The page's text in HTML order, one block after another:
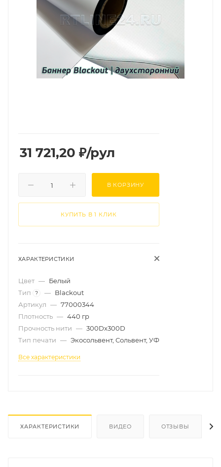
31 721,20 ₽/рул
В КОРЗИНУ
КУПИТЬ В 1 КЛИК
ХАРАКТЕРИСТИКИ
Цвет — Белый
Тип
? — Blackout
Артикул — 77000344
Плотность — 440 гр
Прочность нити — 300Dx300D
Тип печати — Экосольвент, Сольвент, УФ
Все характеристики
ХАРАКТЕРИСТИКИ ВИДЕО ОТЗЫВЫ